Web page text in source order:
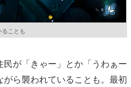
ことも
が「きゃー」とか「うわぁー
がら襲われていることも。最初